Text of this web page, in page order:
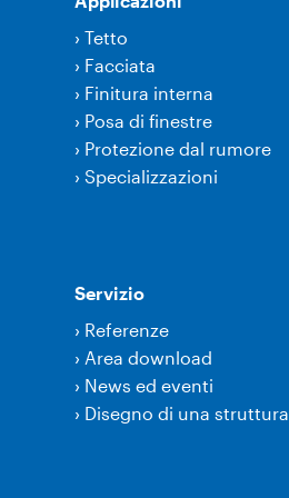
› Tetto
› Facciata
› Finitura interna
› Posa di finestre
› Protezione dal rumore
› Specializzazioni
Servizio
› Referenze
› Area download
› News ed eventi
› Disegno di una struttura